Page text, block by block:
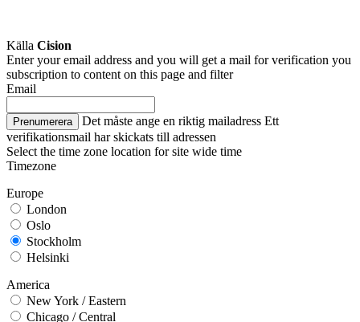
Källa Cision
Enter your email address and you will get a mail for verification you
subscription to content on this page and filter
Email
Prenumerera Det måste ange en riktig mailadress Ett
verifikationsmail har skickats till adressen
Select the time zone location for site wide time
Timezone
Europe
London
Oslo
Stockholm
Helsinki
America
New York / Eastern
Chicago / Central